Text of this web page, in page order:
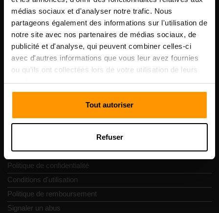
médias sociaux et d'analyser notre trafic. Nous
partageons également des informations sur l'utilisation de
notre site avec nos partenaires de médias sociaux, de
publicité et d'analyse, qui peuvent combiner celles-ci
avec d'autres informations que vous leur avez fournies
ou qu'ils ont collectées lors de votre utilisation de leurs
services.
Tout autoriser
Refuser
Scalable Hosting Solutions OÜ
Code d'enregistrement: 14652605
numéro de TVA: EE102133820
Adresse: Harju maakond, Tallinn, Kesklinna linnaosa,
Vesivärava tn 50-201, 10152
Contacts
Politique de confidentialité
Conditions d'utilisation
Politique de remboursement
Signaler un abus